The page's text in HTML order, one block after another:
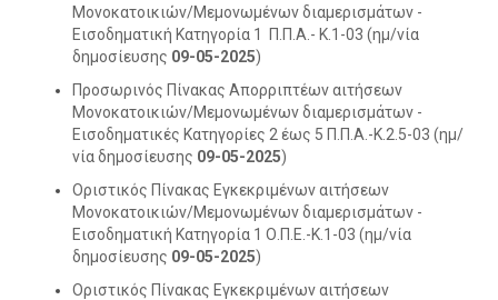
Μονοκατοικιών/Μεμονωμένων διαμερισμάτων -
Εισοδηματική Κατηγορία 1 Π.Π.Α.- Κ.1-03 (ημ/νία
δημοσίευσης 09-05-2025)
Προσωρινός Πίνακας Απορριπτέων αιτήσεων
Μονοκατοικιών/Μεμονωμένων διαμερισμάτων -
Εισοδηματικές Κατηγορίες 2 έως 5 Π.Π.Α.-Κ.2.5-03 (ημ/
νία δημοσίευσης 09-05-2025)
Οριστικός Πίνακας Εγκεκριμένων αιτήσεων
Μονοκατοικιών/Μεμονωμένων διαμερισμάτων -
Εισοδηματική Κατηγορία 1 Ο.Π.Ε.-Κ.1-03 (ημ/νία
δημοσίευσης 09-05-2025)
Οριστικός Πίνακας Εγκεκριμένων αιτήσεων